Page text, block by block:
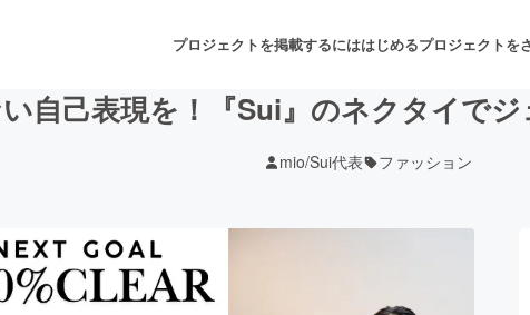
プロジェクトを掲載するにははじめるプロジェクトを
音楽 舞台・パフ
自己表現を！『Sui』のネクタイでジ
mio/Sui代表 ファッション